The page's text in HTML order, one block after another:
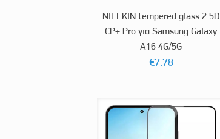
NILLKIN tempered glass 2.5D
CP+ Pro για Samsung Galaxy
A16 4G/5G
€7.78